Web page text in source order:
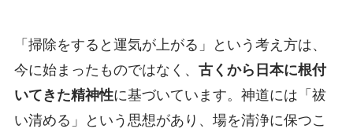
「掃除をすると運気が上がる」という考え方は、
今に始まったものではなく、 古くから日本に根付
いてきた精神性に基づいています。神道には「祓
い清める」という思想があり、場を清浄に保つこ